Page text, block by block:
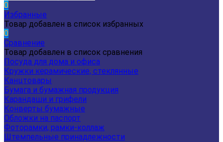
0
Избранные
Товар добавлен в список избранных
0
Сравнение
Товар добавлен в список сравнения
Посуда для дома и офиса
Кружки керамические, стеклянные
Канцтовары
Бумага и бумажная продукция
Карандаши и грифели
Конверты бумажные
Обложки на паспорт
Фоторамки, рамки-коллаж
Штемпельные принадлежности